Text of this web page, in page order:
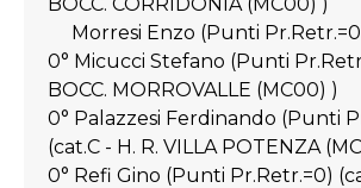
Morresi Enzo (Punti
0° Micucci Stefano (Punti
BOCC. MORROVALLE (MC00) )
0° Palazzesi Ferdinando (Punti
(cat.C - H. R. VILLA POTENZA
0° Refi Gino (Punti Pr.Retr.=0)